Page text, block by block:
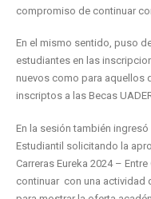
compromiso de continuar
En el mismo sentido, puso
estudiantes en las
nuevos como para aquellos
inscriptos a las Becas
En la sesión también
Estudiantil solicitando la
Carreras Eureka 2024 –
continuar con una actividad